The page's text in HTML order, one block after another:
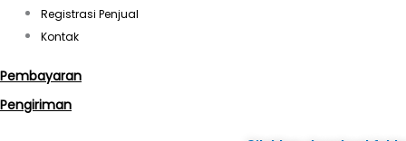
Registrasi Penjual
Kontak
Pembayaran
Pengiriman